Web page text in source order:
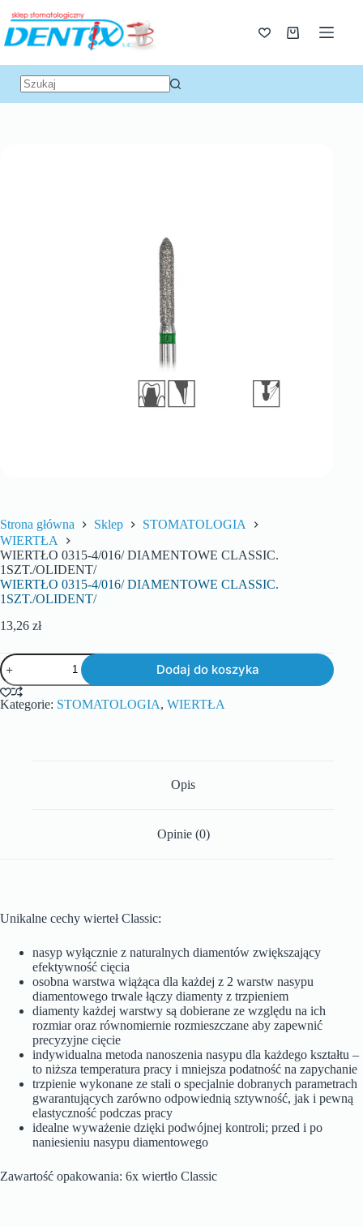
Strona główna Sklep
STOMATOLOGIA
WIERTŁA
WIERTŁO 0315-4/016/ DIAMENTOWE CLASSIC.
1SZT./OLIDENT/
WIERTŁO 0315-4/016/ DIAMENTOWE CLASSIC.
1SZT./OLIDENT/
13,26 zł
Dodaj do koszyka
Kategorie: STOMATOLOGIA, WIERTŁA
Opis
Opinie (0)
Unikalne cechy wierteł Classic:
nasyp wyłącznie z naturalnych diamentów zwiększający
efektywność cięcia
osobna warstwa wiążąca dla każdej z 2 warstw nasypu
diamentowego trwale łączy diamenty z trzpieniem
diamenty każdej warstwy są dobierane ze względu na ich
rozmiar oraz równomiernie rozmieszczane aby zapewnić
precyzyjne cięcie
indywidualna metoda nanoszenia nasypu dla każdego kształtu –
to niższa temperatura pracy i mniejsza podatność na zapychanie
trzpienie wykonane ze stali o specjalnie dobranych parametrach
gwarantujących zarówno odpowiednią sztywność, jak i pewną
elastyczność podczas pracy
idealne wyważenie dzięki podwójnej kontroli; przed i po
naniesieniu nasypu diamentowego
Zawartość opakowania: 6x wiertło Classic